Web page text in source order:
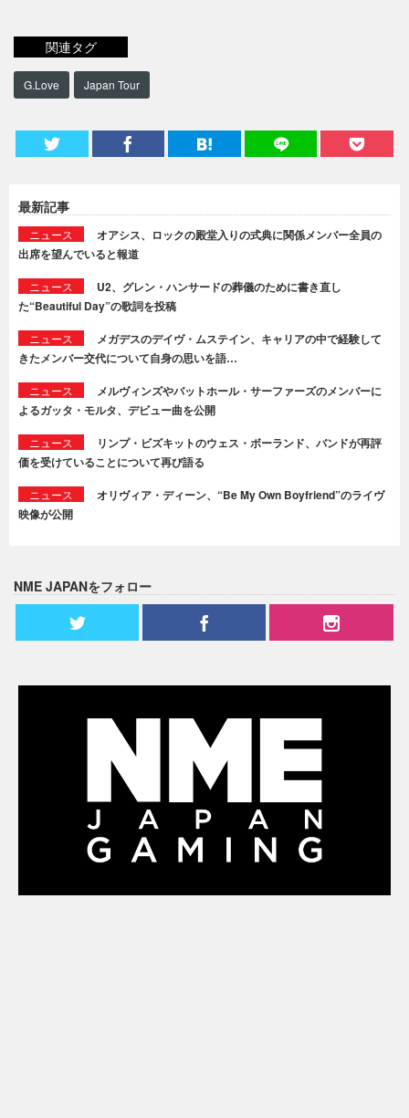
関連タグ
G.Love Japan Tour
最新記事
ニュース
オアシス、ロックの殿堂入りの式典に関係メンバー全員の
出席を望んでいると報道
ニュース
U2、グレン・ハンサードの葬儀のために書き直し
た“Beautiful Day”の歌詞を投稿
ニュース
メガデスのデイヴ・ムステイン、キャリアの中で経験して
きたメンバー交代について自身の思いを語…
ニュース
メルヴィンズやバットホール・サーファーズのメンバーに
よるガッタ・モルタ、デビュー曲を公開
ニュース
リンプ・ビズキットのウェス・ボーランド、バンドが再評
価を受けていることについて再び語る
ニュース
オリヴィア・ディーン、“Be My Own Boyfriend”のライヴ
映像が公開
NME JAPANをフォロー